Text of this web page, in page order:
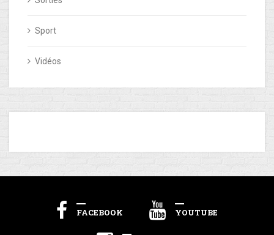
Sport
Vidéos
FACEBOOK YOUTUBE